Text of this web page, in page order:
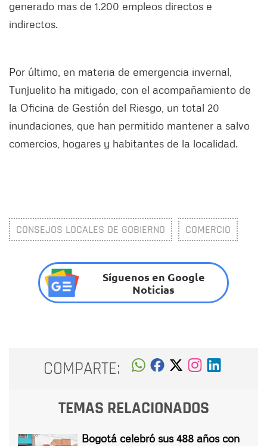
generado mas de 1.200 empleos directos e
indirectos.
Por último, en materia de emergencia invernal,
Tunjuelito ha mitigado, con el acompañamiento de
la Oficina de Gestión del Riesgo, un total 20
inundaciones, que han permitido mantener a salvo
comercios, hogares y habitantes de la localidad.
CONSEJOS LOCALES DE GOBIERNO COMERCIO
Síguenos en Google
Noticias
COMPARTE:
TEMAS RELACIONADOS
Bogotá celebró sus 488 años con